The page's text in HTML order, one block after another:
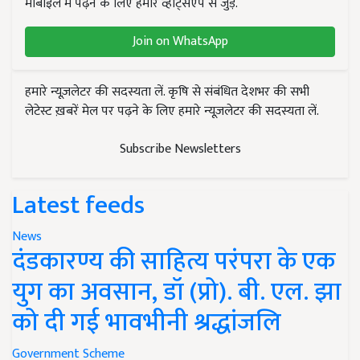
Join on WhatsApp
हमारे न्यूज़लेटर की सदस्यता लें. कृषि से संबंधित देशभर की सभी
लेटेस्ट ख़बरें मेल पर पढ़ने के लिए हमारे न्यूज़लेटर की सदस्यता लें.
Subscribe Newsletters
Latest feeds
News
दंडकारण्य की साहित्य परंपरा के एक
युग का अवसान, डॉ (प्रो). बी. एल. झा
को दी गई भावभीनी श्रद्धांजलि
Government Scheme